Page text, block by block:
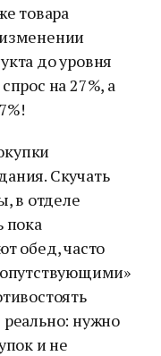
товара
до уровня
на 27%, а
Скучать
в отделе
пока
обед, часто
нужно
и не